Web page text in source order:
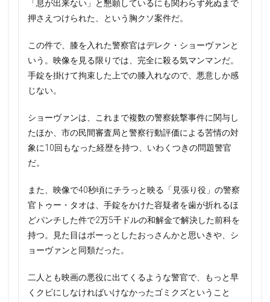
「息が出来ない」と懇願しているにも関わらず死ぬまで
押さえつけられた、という胸クソ案件だ。
この件で、膝を入れた警察官はデレク・ショーヴァンと
いう。映像を見る限りでは、完全に殺る気マンマンだ。
手錠を掛けて拘束した上での膝入れなので、悪意しか感
じない。
ショーヴァンは、これまで複数の警察銃撃事件に関与し
たほか、市の民間審査局と警察行動評価による苦情の対
象に10回もなった経歴を持つ、いわくつきの問題警官
だ。
また、映像で40秒頃にチラっと映る「見張り役」の警察
官トゥー・タオは、手錠をかけた容疑者を歯が折れるほ
どパンチした件で2万5千ドルの和解金で解決した前科を
持つ。見た目はボーっとしたおっさんかと思いきや、シ
ョーヴァンと同類だった。
二人とも映画の悪役に出てくるような警官で、もっと早
くクビにしなければいけなかったゴミクズということ